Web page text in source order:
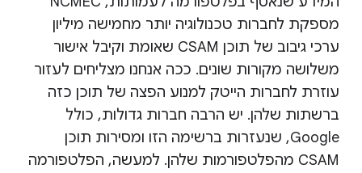
מספקת לחברות טכנולוגיה יותר מחמישה מיליון
ערכי גיבוב של תוכן CSAM שאומת וקיבל אישור
משלושה מקורות שונים. ככה אנחנו מצליחים לעזור
עוזרת לחברות הייטק למנוע הפצה של תוכן כזה
ברשתות שלהן. יש הרבה חברות גדולות, כולל
Google, שנעזרות ברשימה הזו ומסירות תוכן
CSAM מהפלטפורמות שלהן. למעשה, הפלטפורמה